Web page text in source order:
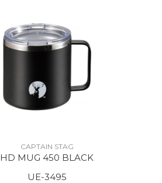
CAPTAIN STAG
HD MUG 450 BLACK
UE-3495